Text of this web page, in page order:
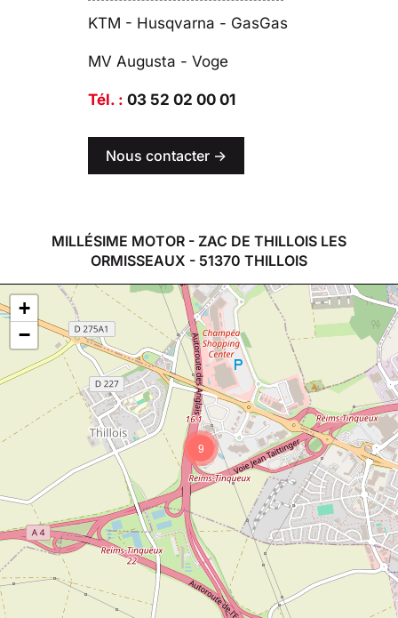
KTM - Husqvarna - GasGas
MV Augusta - Voge
Tél. : 03 52 02 00 01
Nous contacter ->
MILLÉSIME MOTOR - ZAC DE THILLOIS LES
ORMISSEAUX - 51370 THILLOIS
9
+
−